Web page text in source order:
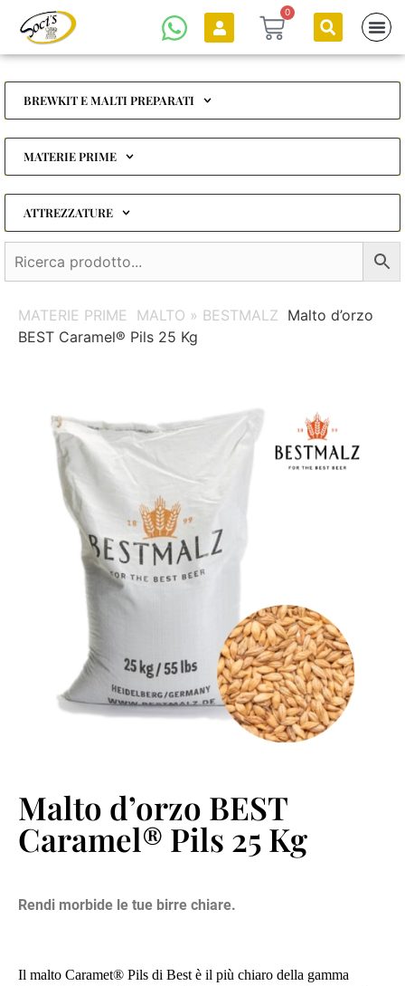
0
BREWKIT E MALTI PREPARATI
MATERIE PRIME
ATTREZZATURE
MATERIE PRIME MALTO » BESTMALZ Malto d’orzo
BEST Caramel® Pils 25 Kg
Malto d’orzo BEST
Caramel® Pils 25 Kg
Rendi morbide le tue birre chiare.
Il malto Caramet® Pils di Best è il più chiaro della gamma